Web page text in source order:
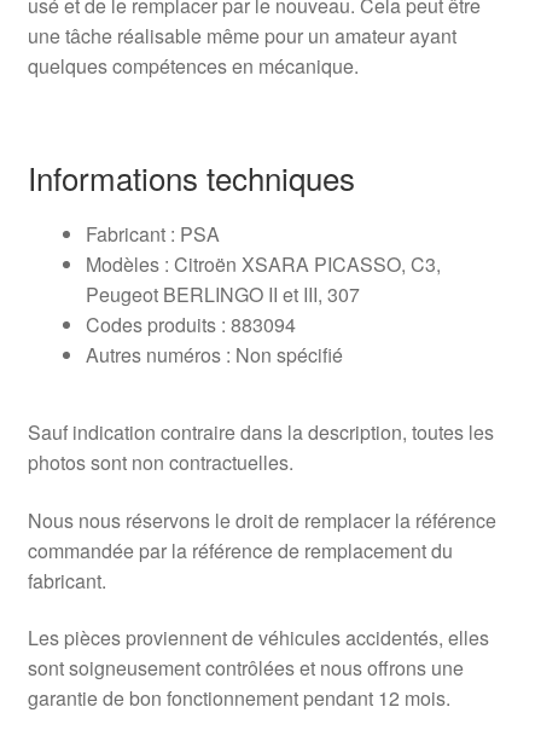
usé et de le remplacer par le nouveau. Cela peut être
une tâche réalisable même pour un amateur ayant
quelques compétences en mécanique.
Informations techniques
Fabricant : PSA
Modèles : Citroën XSARA PICASSO, C3,
Peugeot BERLINGO II et III, 307
Codes produits : 883094
Autres numéros : Non spécifié
Sauf indication contraire dans la description, toutes les
photos sont non contractuelles.
Nous nous réservons le droit de remplacer la référence
commandée par la référence de remplacement du
fabricant.
Les pièces proviennent de véhicules accidentés, elles
sont soigneusement contrôlées et nous offrons une
garantie de bon fonctionnement pendant 12 mois.